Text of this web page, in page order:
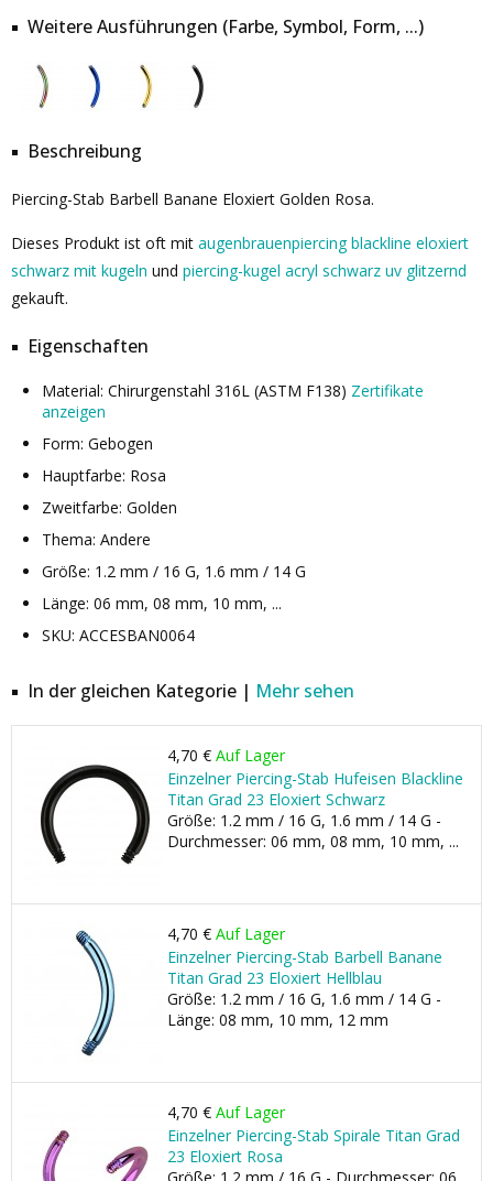
Weitere Ausführungen (Farbe, Symbol, Form, ...)
Beschreibung
Piercing-Stab Barbell Banane Eloxiert Golden Rosa.
Dieses Produkt ist oft mit augenbrauenpiercing blackline eloxiert
schwarz mit kugeln und piercing-kugel acryl schwarz uv glitzernd
gekauft.
Eigenschaften
Material: Chirurgenstahl 316L (ASTM F138) Zertifikate
anzeigen
Form: Gebogen
Hauptfarbe: Rosa
Zweitfarbe: Golden
Thema: Andere
Größe: 1.2 mm / 16 G, 1.6 mm / 14 G
Länge: 06 mm, 08 mm, 10 mm, ...
SKU: ACCESBAN0064
In der gleichen Kategorie | Mehr sehen
4,70 € Auf Lager
Einzelner Piercing-Stab Hufeisen Blackline
Titan Grad 23 Eloxiert Schwarz
Größe: 1.2 mm / 16 G, 1.6 mm / 14 G -
Durchmesser: 06 mm, 08 mm, 10 mm, ...
4,70 € Auf Lager
Einzelner Piercing-Stab Barbell Banane
Titan Grad 23 Eloxiert Hellblau
Größe: 1.2 mm / 16 G, 1.6 mm / 14 G -
Länge: 08 mm, 10 mm, 12 mm
4,70 € Auf Lager
Einzelner Piercing-Stab Spirale Titan Grad
23 Eloxiert Rosa